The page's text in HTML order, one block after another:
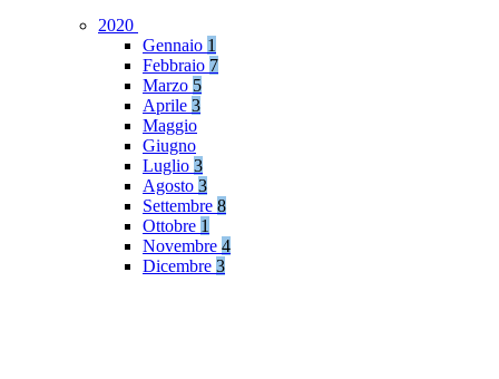
2020
Gennaio 1
Febbraio 7
Marzo 5
Aprile 3
Maggio
Giugno
Luglio 3
Agosto 3
Settembre 8
Ottobre 1
Novembre 4
Dicembre 3